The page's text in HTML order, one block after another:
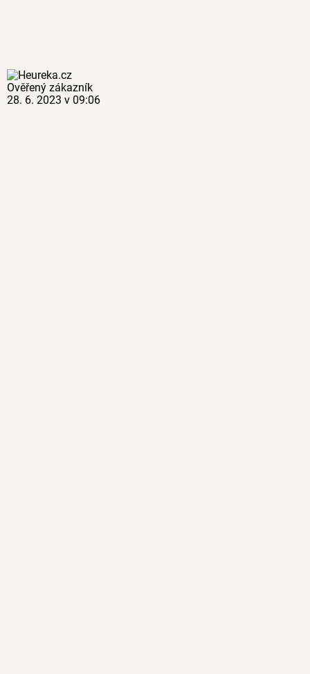
Ověřený zákazník
28. 6. 2023 v 09:06